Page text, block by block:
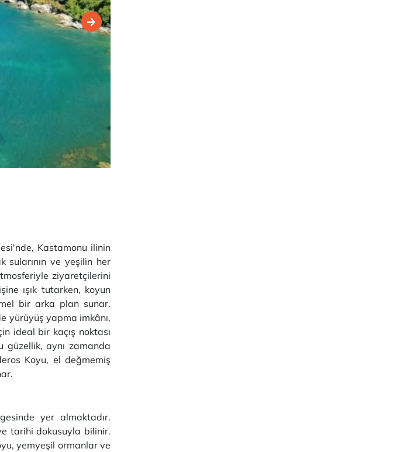
Kastamonu ilinin
ve yeşilin her
ziyaretçilerini
ışık tutarken, koyun
bir arka plan sunar.
yürüyüş yapma imkânı,
ideal bir kaçış noktası
aynı zamanda
Koyu, el değmemiş
yer almaktadır.
tarihi dokusuyla bilinir.
yemyeşil ormanlar ve